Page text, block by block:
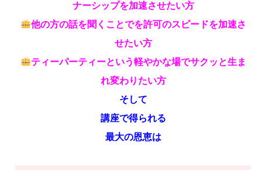
ナーシップを加速させたい方
他の方の話を聞くことでを許可のスピードを加速さ
せたい方
ティーパーティーという軽やかな場でサクッと生ま
れ変わりたい方
そして
講座で得られる
最大の恩恵は